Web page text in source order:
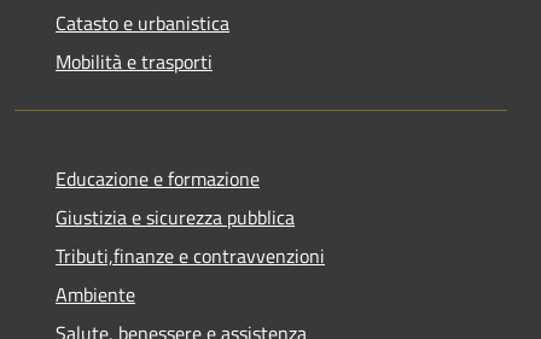
Catasto e urbanistica
Mobilità e trasporti
Educazione e formazione
Giustizia e sicurezza pubblica
Tributi,finanze e contravvenzioni
Ambiente
Salute, benessere e assistenza